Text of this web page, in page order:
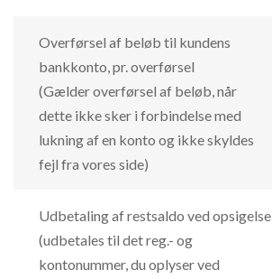
Overførsel af beløb til kundens
bankkonto, pr. overførsel
(Gælder overførsel af beløb, når
dette ikke sker i forbindelse med
lukning af en konto og ikke skyldes
fejl fra vores side)
Udbetaling af restsaldo ved opsigelse
(udbetales til det reg.- og
kontonummer, du oplyser ved